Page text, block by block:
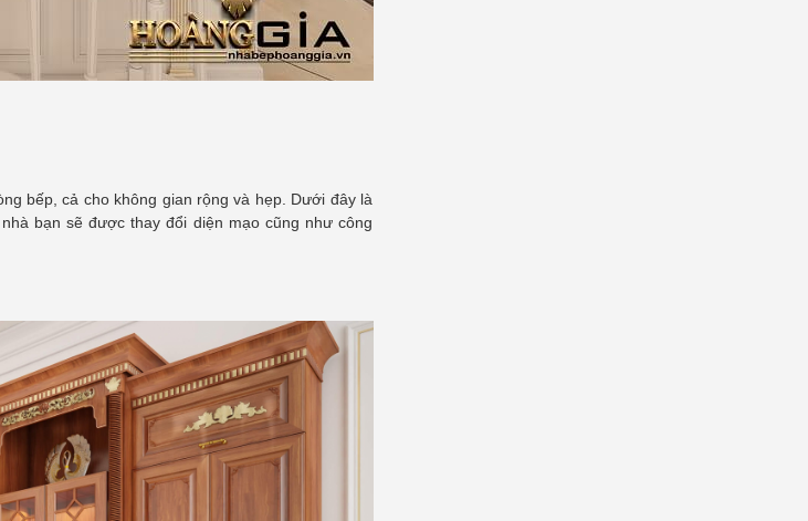
bếp, cả cho không gian rộng và hẹp. Dưới đây là
bạn sẽ được thay đổi diện mạo cũng như công